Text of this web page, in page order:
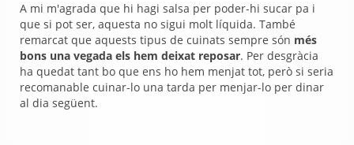
A mi m'agrada que hi hagi salsa per poder-hi sucar pa i
que si pot ser, aquesta no sigui molt líquida. També
remarcat que aquests tipus de cuinats sempre són més
bons una vegada els hem deixat reposar. Per desgràcia
ha quedat tant bo que ens ho hem menjat tot, però si seria
recomanable cuinar-lo una tarda per menjar-lo per dinar
al dia següent.